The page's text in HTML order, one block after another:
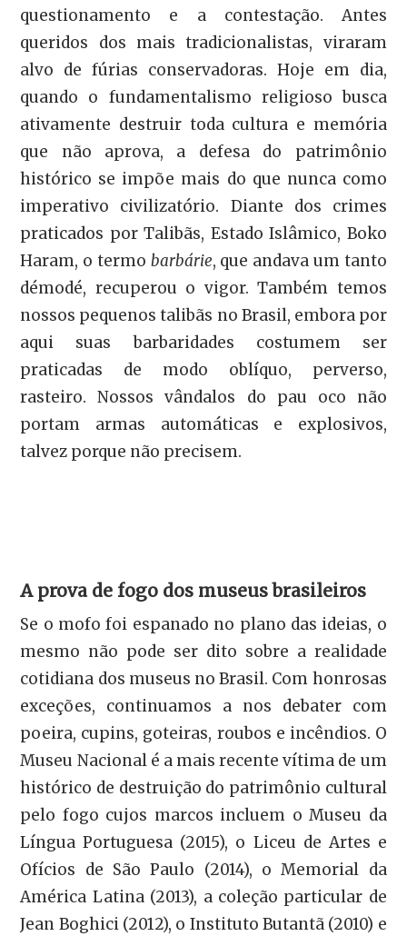
questionamento e a contestação. Antes
queridos dos mais tradicionalistas, viraram
alvo de fúrias conservadoras. Hoje em dia,
quando o fundamentalismo religioso busca
ativamente destruir toda cultura e memória
que não aprova, a defesa do patrimônio
histórico se impõe mais do que nunca como
imperativo civilizatório. Diante dos crimes
praticados por Talibãs, Estado Islâmico, Boko
Haram, o termo barbárie, que andava um tanto
démodé, recuperou o vigor. Também temos
nossos pequenos talibãs no Brasil, embora por
aqui suas barbaridades costumem ser
praticadas de modo oblíquo, perverso,
rasteiro. Nossos vândalos do pau oco não
portam armas automáticas e explosivos,
talvez porque não precisem.
A prova de fogo dos museus brasileiros
Se o mofo foi espanado no plano das ideias, o
mesmo não pode ser dito sobre a realidade
cotidiana dos museus no Brasil. Com honrosas
exceções, continuamos a nos debater com
poeira, cupins, goteiras, roubos e incêndios. O
Museu Nacional é a mais recente vítima de um
histórico de destruição do patrimônio cultural
pelo fogo cujos marcos incluem o Museu da
Língua Portuguesa (2015), o Liceu de Artes e
Ofícios de São Paulo (2014), o Memorial da
América Latina (2013), a coleção particular de
Jean Boghici (2012), o Instituto Butantã (2010) e